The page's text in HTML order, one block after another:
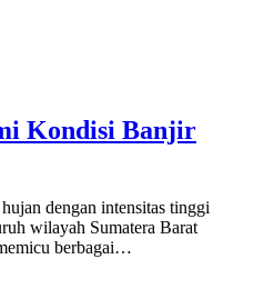
Kondisi Banjir
dengan intensitas tinggi
wilayah Sumatera Barat
berbagai…